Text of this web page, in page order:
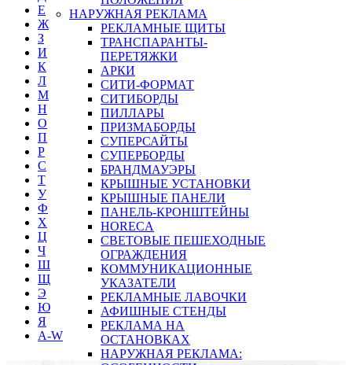
НАРУЖНАЯ РЕКЛАМА
РЕКЛАМНЫЕ ЩИТЫ
ТРАНСПАРАНТЫ-
ПЕРЕТЯЖКИ
АРКИ
СИТИ-ФОРМАТ
СИТИБОРДЫ
ПИЛЛАРЫ
ПРИЗМАБОРДЫ
СУПЕРСАЙТЫ
СУПЕРБОРДЫ
БРАНДМАУЭРЫ
КРЫШНЫЕ УСТАНОВКИ
КРЫШНЫЕ ПАНЕЛИ
ПАНЕЛЬ-КРОНШТЕЙНЫ
HORECA
СВЕТОВЫЕ ПЕШЕХОДНЫЕ
ОГРАЖДЕНИЯ
КОММУНИКАЦИОННЫЕ
УКАЗАТЕЛИ
РЕКЛАМНЫЕ ЛАВОЧКИ
АФИШНЫЕ СТЕНДЫ
РЕКЛАМА НА
ОСТАНОВКАХ
НАРУЖНАЯ РЕКЛАМА:
Е
Ж
З
И
К
Л
М
Н
О
П
Р
С
Т
У
Ф
Х
Ц
Ч
Ш
Щ
Э
Ю
Я
A-W